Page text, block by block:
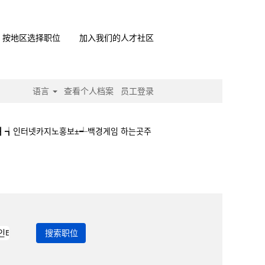
按地区选择职位 加入我们的人才社区
语言 查看个人档案 员工登录
인터넷카지노홍보±┵백경게임 하는곳주